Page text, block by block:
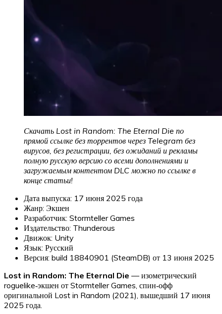
Скачать Lost in Random: The Eternal Die по
прямой ссылке без торрентов через Telegram без
вирусов, без регистрации, без ожиданий и рекламы
полную русскую версию со всеми дополнениями и
загружаемым контентом DLC можно по ссылке в
конце статьи!
Дата выпуска: 17 июня 2025 года
Жанр: Экшен
Разработчик: Stormteller Games
Издательство: Thunderous
Движок: Unity
Язык: Русский
Версия: build 18840901 (SteamDB) от 13 июня 2025
Lost in Random: The Eternal Die — изометрический
roguelike‑экшен от Stormteller Games, спин‑офф
оригинальной Lost in Random (2021), вышедший 17 июня
2025 года.